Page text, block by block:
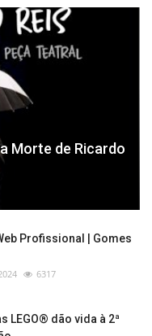
Morte de Ricardo
Profissional | Gomes
6317
LEGO® dão vida à 2ª